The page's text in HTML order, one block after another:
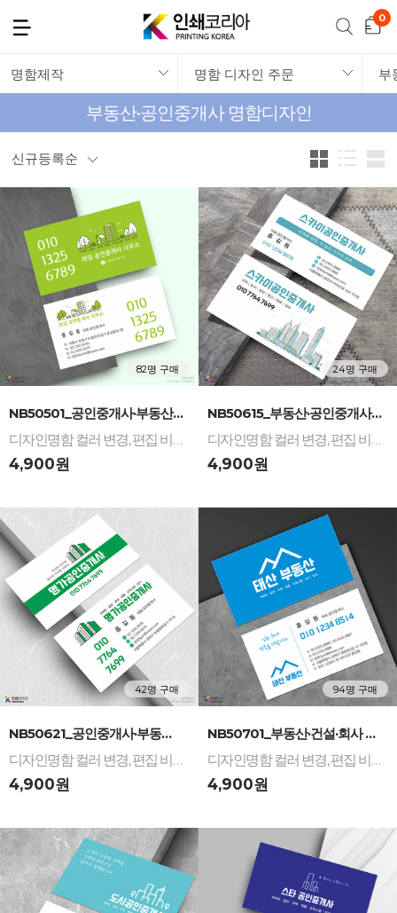
명함제작 명함 디자인 주문
부동산·공인중개사 명함디자인
신규등록순
82명 구매
NB50501_공인중개사·부동산 디자인명함: 도시 ...
디자인명함 컬러 변경, 편집 비용 무료 / 다양한 명함 재질 인쇄 제작
4,900원
24명 구매
NB50615_부동산·공인중개사 디자인명함: 도시 ...
디자인명함 컬러 변경, 편집 비용 무료 / 다양한 명함 재질 인쇄 제작
4,900원
42명 구매
NB50621_공인중개사·부동산 디자인명함: 빌딩 ...
디자인명함 컬러 변경, 편집 비용 무료 / 다양한 명함 재질 인쇄 제작
4,900원
94명 구매
NB50701_부동산·건설·회사 디자인명함...
디자인명함 컬러 변경, 편집 비용 무료 / 다양한 명함 재질 인쇄 제작
4,900원